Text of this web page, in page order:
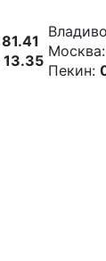
81.41
13.35
Москва:
Пекин: